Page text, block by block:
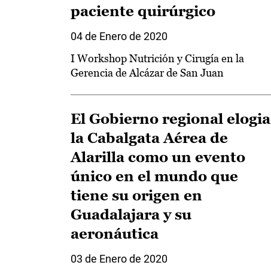
paciente quirúrgico
04 de Enero de 2020
I Workshop Nutrición y Cirugía en la
Gerencia de Alcázar de San Juan
El Gobierno regional elogia
la Cabalgata Aérea de
Alarilla como un evento
único en el mundo que
tiene su origen en
Guadalajara y su
aeronáutica
03 de Enero de 2020